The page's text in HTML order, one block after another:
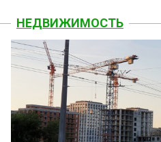
НЕДВИЖИМОСТЬ